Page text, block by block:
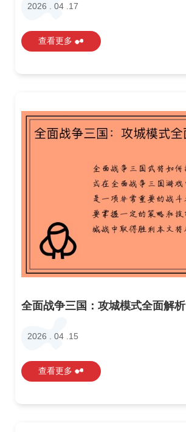
2026 . 04 .17
查看更多
全面战争三国：攻城模式全面解析
2026 . 04 .15
查看更多